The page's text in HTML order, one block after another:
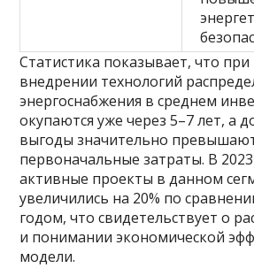
Статистика показывает, что
внедрении технологий
энергоснабжения в среднем
окупаются уже через 5–7 лет, а
выгоды значительно
первоначальные затраты. В
активные проекты в данном
увеличились на 20% по
годом, что свидетельствует о
и понимании экономической
модели.